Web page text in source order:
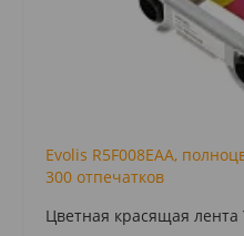
Evolis R5F008EAA,
300 отпечатков
Цветная красящая лента